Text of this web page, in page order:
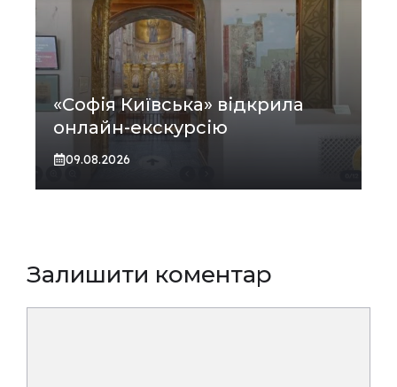
«Софія Київська» відкрила
онлайн-екскурсію
09.08.2026
Залишити коментар